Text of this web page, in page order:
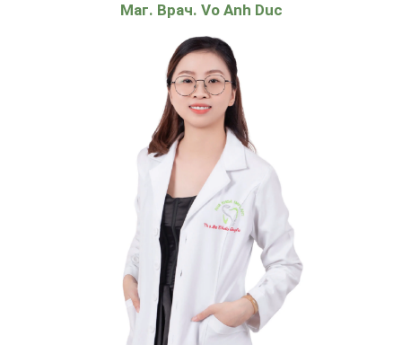
Маг. Врач. Vo Anh Duc